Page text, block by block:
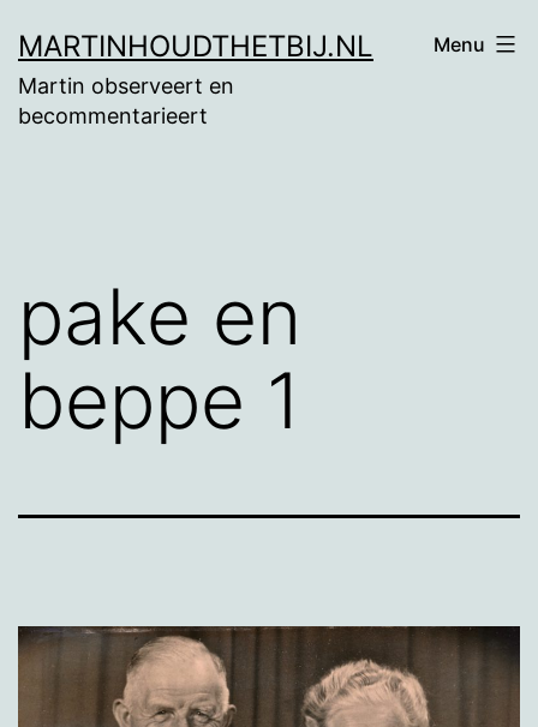
naar
de
MARTINHOUDTHETBIJ.NL
Martin observeert en
becommentarieert
Menu
pake en
beppe 1